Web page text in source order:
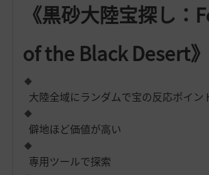
《黒砂大陸宝探し：
of the Black Desert》
大陸全域にランダムで宝の反応ポイン
僻地ほど価値が高い
専用ツールで探索